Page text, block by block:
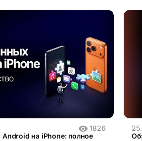
1826
Android на iPhone: полное